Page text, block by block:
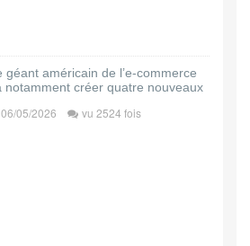
géant américain de l’e-commerce
notamment créer quatre nouveaux
06/05/2026 vu 2524 fois